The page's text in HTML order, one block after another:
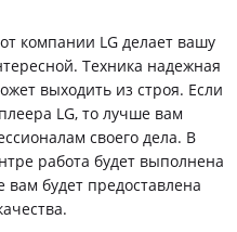
компании LG делает вашу
Техника надежная
выходить из строя. Если
LG, то лучше вам
своего дела. В
работа будет выполнена
вам будет предоставлена